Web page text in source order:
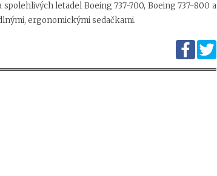
letadel Boeing 737-700, Boeing 737-800 a
ergonomickými sedačkami.